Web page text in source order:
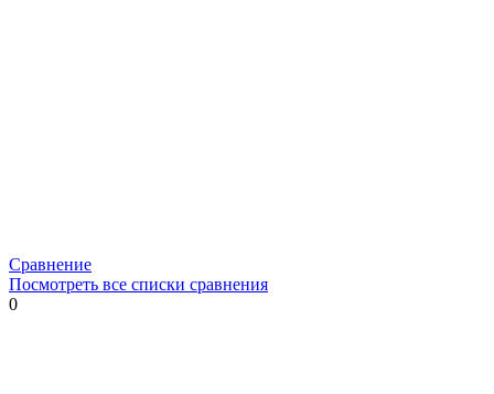
Сравнение
Посмотреть все списки сравнения
0